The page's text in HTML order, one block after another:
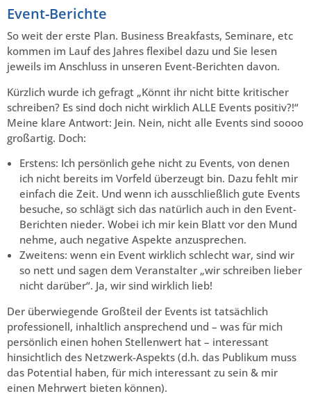
Event-Berichte
So weit der erste Plan. Business Breakfasts, Seminare, etc
kommen im Lauf des Jahres flexibel dazu und Sie lesen
jeweils im Anschluss in unseren Event-Berichten davon.
Kürzlich wurde ich gefragt „Könnt ihr nicht bitte kritischer
schreiben? Es sind doch nicht wirklich ALLE Events positiv?!“
Meine klare Antwort: Jein. Nein, nicht alle Events sind soooo
großartig. Doch:
Erstens: Ich persönlich gehe nicht zu Events, von denen
ich nicht bereits im Vorfeld überzeugt bin. Dazu fehlt mir
einfach die Zeit. Und wenn ich ausschließlich gute Events
besuche, so schlägt sich das natürlich auch in den Event-
Berichten nieder. Wobei ich mir kein Blatt vor den Mund
nehme, auch negative Aspekte anzusprechen.
Zweitens: wenn ein Event wirklich schlecht war, sind wir
so nett und sagen dem Veranstalter „wir schreiben lieber
nicht darüber“. Ja, wir sind wirklich lieb!
Der überwiegende Großteil der Events ist tatsächlich
professionell, inhaltlich ansprechend und – was für mich
persönlich einen hohen Stellenwert hat – interessant
hinsichtlich des Netzwerk-Aspekts (d.h. das Publikum muss
das Potential haben, für mich interessant zu sein & mir
einen Mehrwert bieten können).